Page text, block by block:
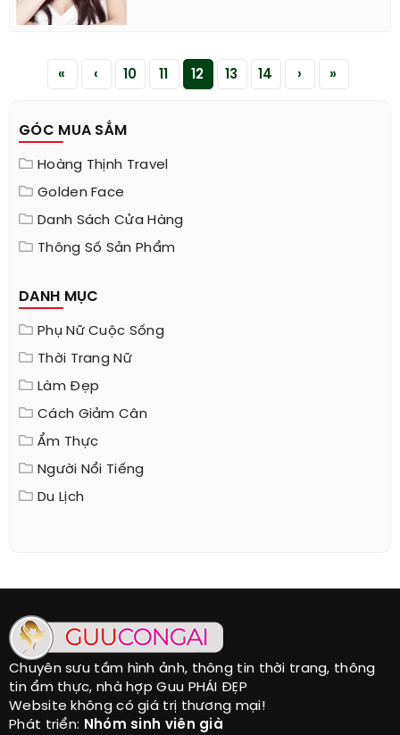
« ‹ 10 12 13 14 › »
GÓC MUA SẮM
Hoàng Thịnh Travel
Golden Face
Danh Sách Cửa Hàng
Thông Số Sản Phẩm
DANH MỤC
Phụ Nữ Cuộc Sống
Thời Trang Nữ
Làm Đẹp
Cách Giảm Cân
Ẩm Thực
Người Nổi Tiếng
Du Lịch
Chuyên sưu tầm hình ảnh, thông tin thời trang, thông
tin ẩm thực, nhà hợp Guu PHÁI ĐẸP
Website không có giá trị thương mại!
Phát triển: Nhóm sinh viên già